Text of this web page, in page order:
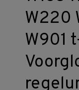
W220
W901